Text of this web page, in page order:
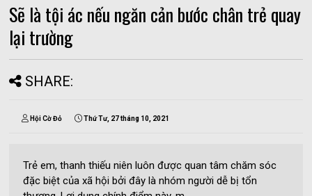
Sẽ là tội ác nếu ngăn cản bước chân trẻ quay
lại trường
SHARE:
Hội Cờ Đỏ Thứ Tư, 27 tháng 10, 2021
Trẻ em, thanh thiếu niên luôn được quan tâm chăm sóc
đặc biệt của xã hội bởi đây là nhóm người dễ bị tổn